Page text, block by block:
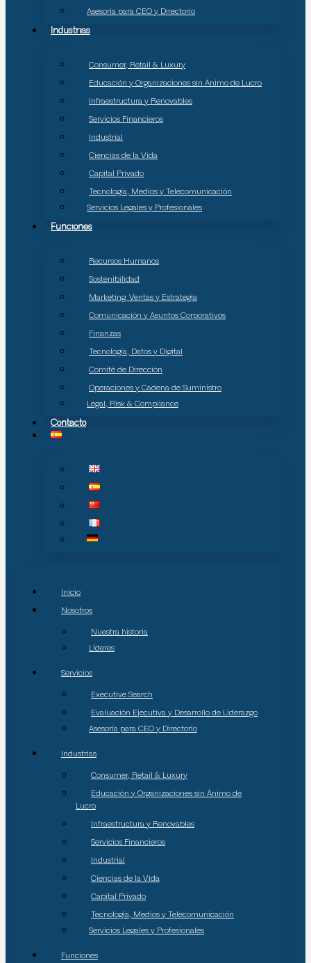
Asesoría para CEO y Directorio
Industrias
Consumer, Retail & Luxury
Educación y Organizaciones sin Ánimo de Lucro
Infraestructura y Renovables
Servicios Financieros
Industrial
Ciencias de la Vida
Capital Privado
Tecnología, Medios y Telecomunicación
Servicios Legales y Profesionales
Funciones
Recursos Humanos
Sostenibilidad
Marketing, Ventas y Estrategia
Comunicación y Asuntos Corporativos
Finanzas
Tecnología, Datos y Digital
Comité de Dirección
Operaciones y Cadena de Suministro
Legal, Risk & Compliance
Contacto
Inicio
Nosotros
Nuestra historia
Líderes
Servicios
Executive Search
Evaluación Ejecutiva y Desarrollo de Liderazgo
Asesoría para CEO y Directorio
Industrias
Consumer, Retail & Luxury
Educación y Organizaciones sin Ánimo de
Lucro
Infraestructura y Renovables
Servicios Financieros
Industrial
Ciencias de la Vida
Capital Privado
Tecnología, Medios y Telecomunicación
Servicios Legales y Profesionales
Funciones